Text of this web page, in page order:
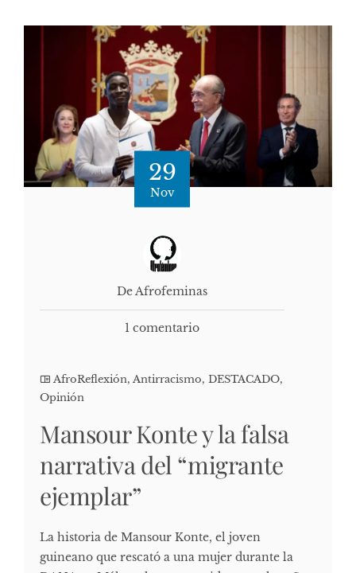
29
Nov
De Afrofeminas
1 comentario
AfroReflexión, Antirracismo, DESTACADO,
Opinión
Mansour Konte y la falsa
narrativa del “migrante
ejemplar”
La historia de Mansour Konte, el joven
guineano que rescató a una mujer durante la